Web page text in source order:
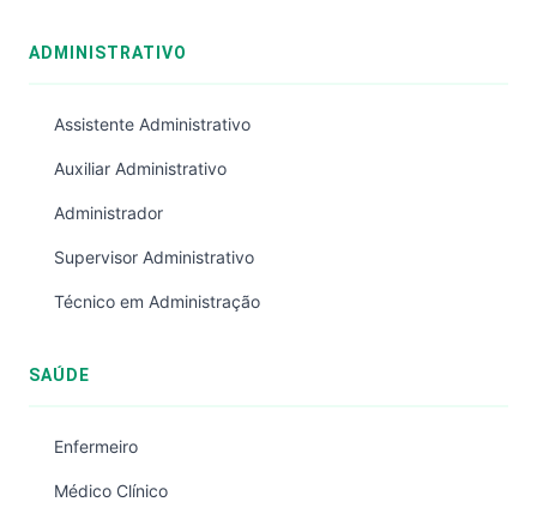
ADMINISTRATIVO
Assistente Administrativo
Auxiliar Administrativo
Administrador
Supervisor Administrativo
Técnico em Administração
SAÚDE
Enfermeiro
Médico Clínico